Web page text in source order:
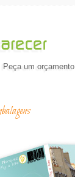
Peça um orçamento